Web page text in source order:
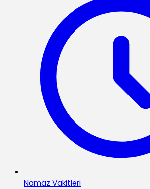
Namaz Vakitleri